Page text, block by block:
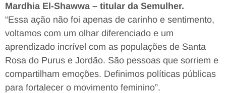
Mardhia El-Shawwa – titular da Semulher.
“Essa ação não foi apenas de carinho e sentimento,
voltamos com um olhar diferenciado e um
aprendizado incrível com as populações de Santa
Rosa do Purus e Jordão. São pessoas que sorriem e
compartilham emoções. Definimos políticas públicas
para fortalecer o movimento feminino”.